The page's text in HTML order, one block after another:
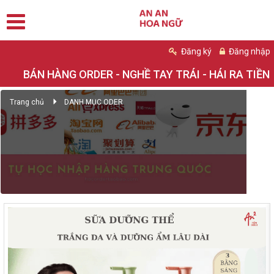
Đăng ký Đăng nhập
BÁN HÀNG ORDER - NGHỀ TAY TRÁI - HÁI RA TIỀN
Trang chủ DANH MỤC ODER